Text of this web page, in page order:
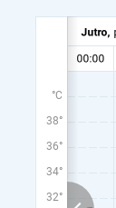
°C
38°
36°
34°
32°